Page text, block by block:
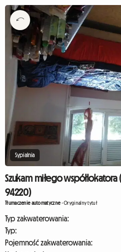
Sypialnia
Szukam miłego współlokatora
94220)
Tłumaczenie automatyczne-Oryginalny tytuł
Typ zakwaterowania:
Typ:
Pojemność zakwaterowania: